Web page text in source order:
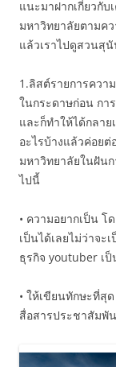
แนะมาฝากเกี่ยวกั
มหาวิทยาลัยตามค
แล้วเราไปดูสวนสุ
1.ลิสต์รายการควา
ในกระดาษก่อน กา
และก็ทำให้ได้กลา
อะไรบ้างแล้วค่อย
มหาวิทยาลัยในฝัน
ไปนี้
• ความอยากเป็น
เป็นได้เลยไม่ว่าจ
ธุรกิจ youtuber เ
• ให้เขียนทักษะที่สุ
สื่อสารประชาสัมพั